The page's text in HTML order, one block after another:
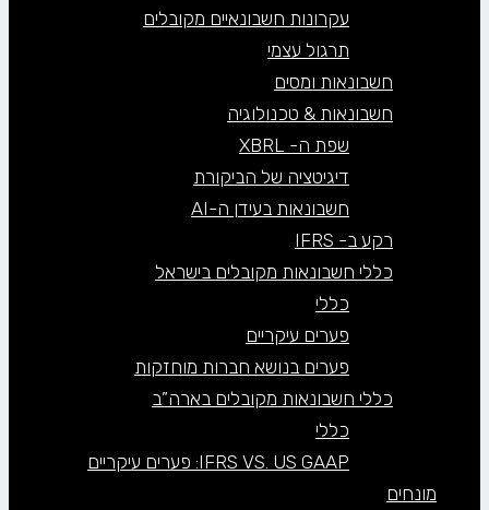
עקרונות חשבונאיים מקובלים
תרגול עצמי
חשבונאות ומסים
חשבונאות & טכנולוגיה
שפת ה- XBRL
דיגיטציה של הביקורת
חשבונאות בעידן ה-AI
רקע ב- IFRS
כללי חשבונאות מקובלים בישראל
כללי
פערים עיקריים
פערים בנושא חברות מוחזקות
כללי חשבונאות מקובלים בארה”ב
כללי
IFRS VS. US GAAP: פערים עיקריים
מונחים